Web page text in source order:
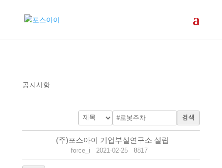
공지사항
검색
(주)포스아이 기업부설연구소 설립
force_i 2021-02-25 8817